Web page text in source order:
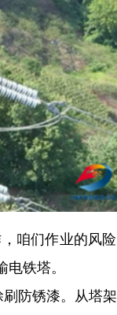
咱们作业的风
铁塔。
防锈漆。从塔